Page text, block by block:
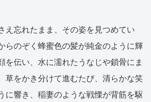
え忘れたまま、その姿を見つめてい
らのぞく蜂蜜色の髪が純金のように輝
を伝い、水に濡れたうなじや鎖骨にま
草をかき分けて進むたび、清らかな笑
に響き、稲妻のような戦慄が背筋を駆